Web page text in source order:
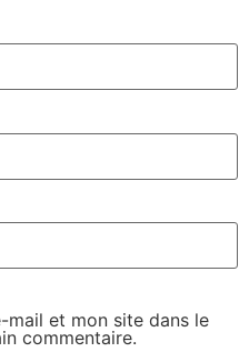
mail et mon site dans le
commentaire.